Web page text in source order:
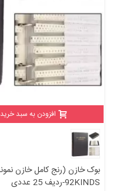
افزودن به سبد خرید
92KINDS-ردیف 25 عددی